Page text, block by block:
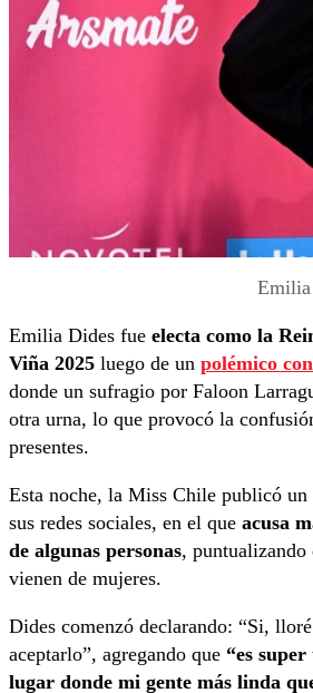
Emilia Dides fue electa como la
Viña 2025 luego de un polémico
donde un sufragio por Faloon
otra urna, lo que provocó la
presentes.
Esta noche, la Miss Chile publicó un
sus redes sociales, en el que acusa
de algunas personas,
vienen de mujeres.
Dides comenzó declarando: “Si,
aceptarlo”, agregando que “es
lugar donde mi gente más linda